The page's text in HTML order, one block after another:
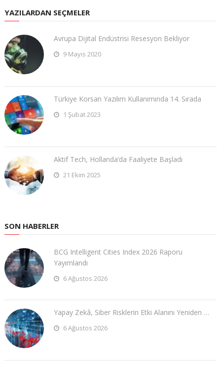
YAZILARDAN SEÇMELER
Avrupa Dijital Endüstrisi Resesyon Bekliyor
9 Mayıs 2020
Türkiye Korsan Yazılım Kullanımında 14. Sırada
1 Şubat 2023
Aktif Tech, Hollanda’da Faaliyete Başladı
21 Ekim 2025
SON HABERLER
BCG Intelligent Cities Index 2026 Raporu
Yayımlandı
6 Ağustos 2026
Yapay Zekâ, Siber Risklerin Etki Alanını Yeniden …
6 Ağustos 2026